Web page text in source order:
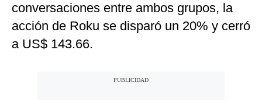
conversaciones entre ambos grupos, la
acción de Roku se disparó un 20% y cerró
a US$ 143.66.